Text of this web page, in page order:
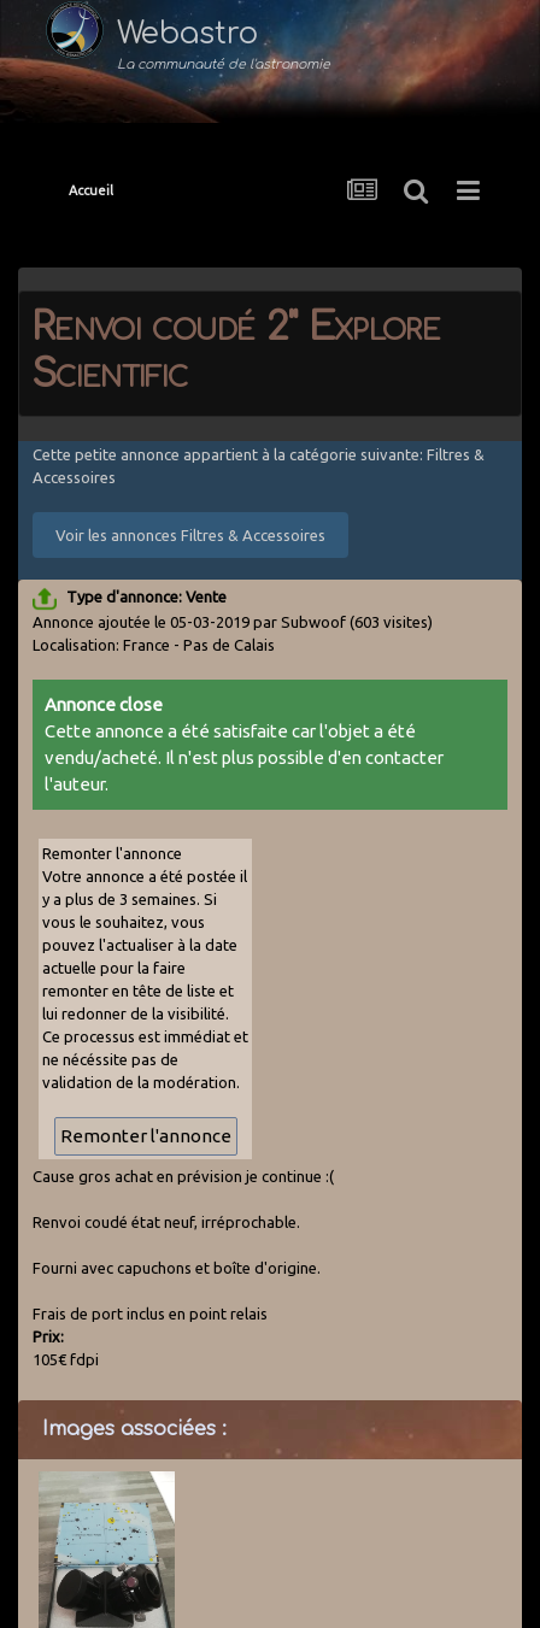
Webastro
La communauté de l'astronomie
Accueil
Renvoi coudé 2" Explore
Scientific
Cette petite annonce appartient à la catégorie suivante: Filtres &
Accessoires
Voir les annonces Filtres & Accessoires
Type d'annonce: Vente
Annonce ajoutée le 05-03-2019 par Subwoof (603 visites)
Localisation: France - Pas de Calais
Annonce close
Cette annonce a été satisfaite car l'objet a été
vendu/acheté. Il n'est plus possible d'en contacter
l'auteur.
Remonter l'annonce
Votre annonce a été postée il
y a plus de 3 semaines. Si
vous le souhaitez, vous
pouvez l'actualiser à la date
actuelle pour la faire
remonter en tête de liste et
lui redonner de la visibilité.
Ce processus est immédiat et
ne nécéssite pas de
validation de la modération.
Cause gros achat en prévision je continue :(
Renvoi coudé état neuf, irréprochable.
Fourni avec capuchons et boîte d'origine.
Frais de port inclus en point relais
Prix:
105€ fdpi
Images associées :